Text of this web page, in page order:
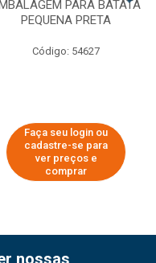
PARA BATATA
PEQUENA PRETA
Código: 54627
Faça seu login ou
cadastre-se para
ver preços e
comprar
nossas